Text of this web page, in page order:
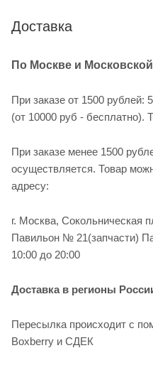
Доставка
По Москве и
При заказе от 1500
(от 10000 руб -
При заказе менее 1500
осуществляется. Товар
адресу:
г. Москва, Сокольническая
Павильон № 21(запчасти)
10:00 до 20:00
Доставка в регионы
Пересылка происходит с
Boxberry и СДЕК